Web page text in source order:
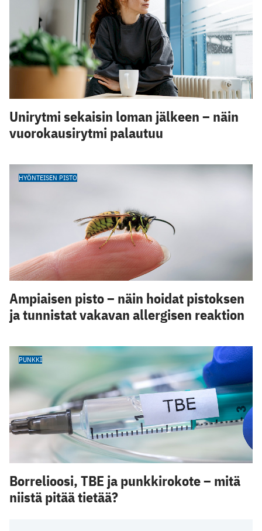
Unirytmi sekaisin loman jälkeen – näin
vuorokausirytmi palautuu
HYÖNTEISEN PISTO
Ampiaisen pisto – näin hoidat pistoksen
ja tunnistat vakavan allergisen reaktion
PUNKKI
Borrelioosi, TBE ja punkkirokote – mitä
niistä pitää tietää?